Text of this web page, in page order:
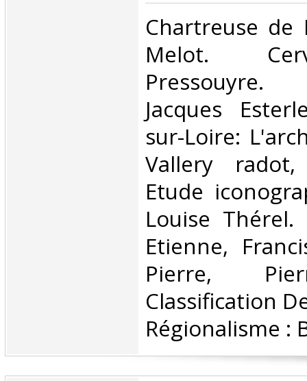
‎Chartreuse de
Melot.
Pressouyre.
Jacques
sur-Loire:
Vallery
Etude
Louise Thérel.
Etienne,
Pierre,
Classification
Régionalisme :